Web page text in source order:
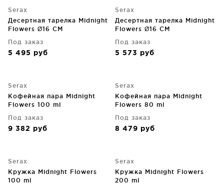
Serax
Десертная тарелка Midnight
Flowers Ø16 CM
Под заказ
5 495 руб
Serax
Десертная тарелка Midnight
Flowers Ø16 CM
Под заказ
5 573 руб
Serax
Кофейная пара Midnight
Flowers 100 ml
Под заказ
9 382 руб
Serax
Кофейная пара Midnight
Flowers 80 ml
Под заказ
8 479 руб
Serax
Кружка Midnight Flowers
100 ml
Serax
Кружка Midnight Flowers
200 ml